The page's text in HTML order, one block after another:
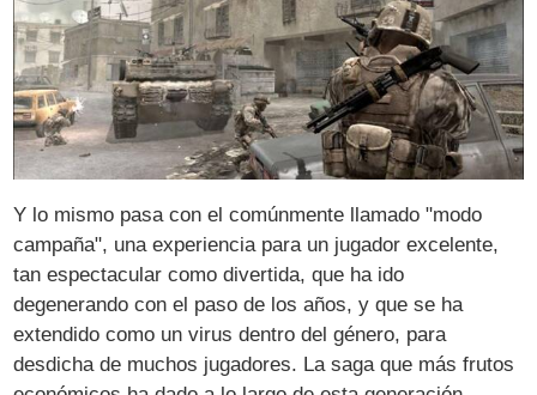
Y lo mismo pasa con el comúnmente llamado "modo
campaña", una experiencia para un jugador excelente,
tan espectacular como divertida, que ha ido
degenerando con el paso de los años, y que se ha
extendido como un virus dentro del género, para
desdicha de muchos jugadores. La saga que más frutos